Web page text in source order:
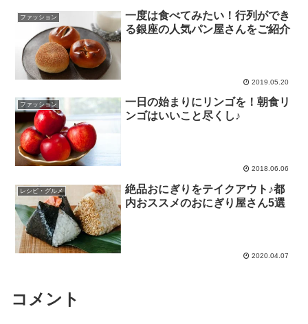
ファッション
一度は食べてみたい！行列ができ
る銀座の人気パン屋さんをご紹介
2019.05.20
ファッション
一日の始まりにリンゴを！朝食リ
ンゴはいいこと尽くし♪
2018.06.06
レシピ・グルメ
絶品おにぎりをテイクアウト♪都
内おススメのおにぎり屋さん5選
2020.04.07
コメント